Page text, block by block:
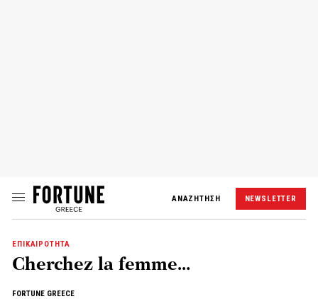
ΑΝΑΖΗΤΗΣΗ NEWSLETTER
ΕΠΙΚΑΙΡΟΤΗΤΑ
Cherchez la femme…
FORTUNE GREECE